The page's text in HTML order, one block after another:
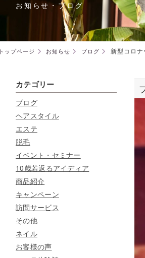
お知らせ・ブログ
トップページ お知らせ ブログ 新型コロ
カテゴリー
ブログ
ヘアスタイル
エステ
脱毛
イベント・セミナー
10歳若返るアイディア
商品紹介
キャンペーン
訪問サービス
その他
ネイル
お客様の声